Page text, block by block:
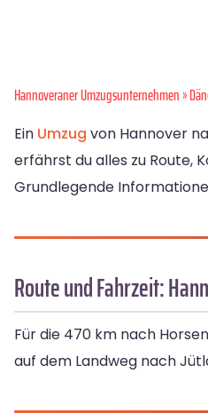
Hannoveraner Umzugsunternehmen»
Ein Umzug von Hannover
erfährst du alles zu Route,
Grundlegende
Route und Fahrzeit:
Für die 470 km nach
auf dem Landweg nach